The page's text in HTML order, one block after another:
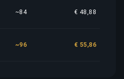
~84 € 48,88
~96 € 55,86